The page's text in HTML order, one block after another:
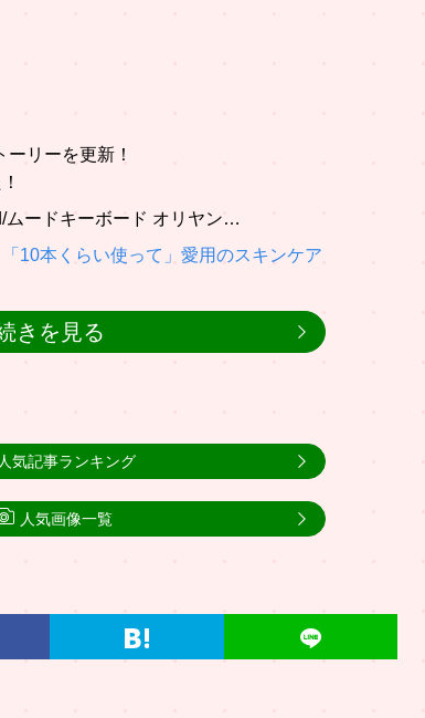
リーを更新！
ムードキーボード オリヤン…
10本くらい使って」愛用のスキンケア
きを見る
人気記事ランキング
人気画像一覧